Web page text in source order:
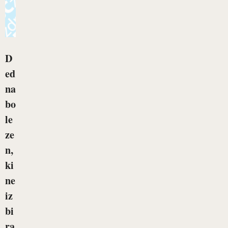
D
ed
na
bo
le
ze
n,
ki
ne
iz
bi